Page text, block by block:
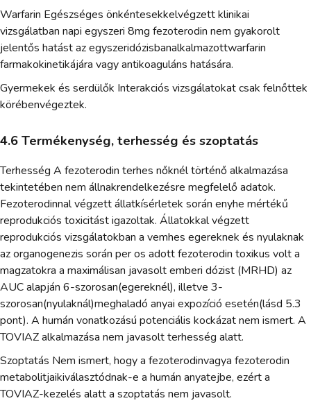
Warfarin Egészséges önkéntesekkelvégzett klinikai
vizsgálatban napi egyszeri 8mg fezoterodin nem gyakorolt
jelentős hatást az egyszeridózisbanalkalmazottwarfarin
farmakokinetikájára vagy antikoaguláns hatására.
Gyermekek és serdülők Interakciós vizsgálatokat csak felnőttek
körébenvégeztek.
4.6 Termékenység, terhesség és szoptatás
Terhesség A fezoterodin terhes nőknél történő alkalmazása
tekintetében nem állnakrendelkezésre megfelelő adatok.
Fezoterodinnal végzett állatkísérletek során enyhe mértékű
reprodukciós toxicitást igazoltak. Állatokkal végzett
reprodukciós vizsgálatokban a vemhes egereknek és nyulaknak
az organogenezis során per os adott fezoterodin toxikus volt a
magzatokra a maximálisan javasolt emberi dózist (MRHD) az
AUC alapján 6-szorosan(egereknél), illetve 3-
szorosan(nyulaknál)meghaladó anyai expozíció esetén(lásd 5.3
pont). A humán vonatkozású potenciális kockázat nem ismert. A
TOVIAZ alkalmazása nem javasolt terhesség alatt.
Szoptatás Nem ismert, hogy a fezoterodinvagya fezoterodin
metabolitjaikiválasztódnak-e a humán anyatejbe, ezért a
TOVIAZ-kezelés alatt a szoptatás nem javasolt.